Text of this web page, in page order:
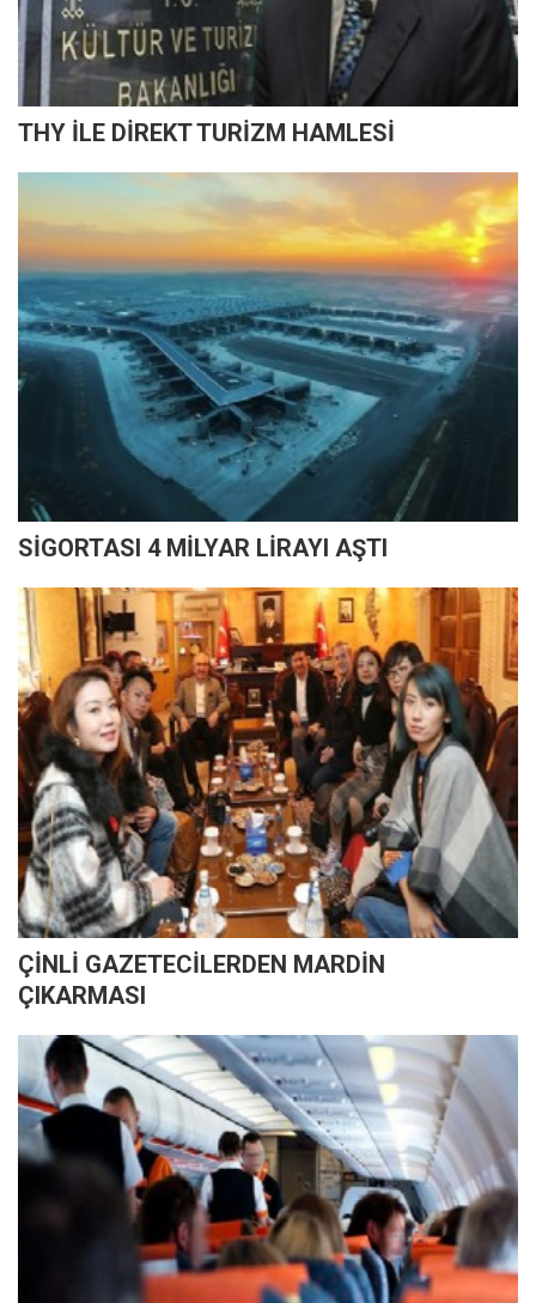
THY İLE DİREKT TURİZM HAMLESİ
SİGORTASI 4 MİLYAR LİRAYI AŞTI
ÇİNLİ GAZETECİLERDEN MARDİN
ÇIKARMASI